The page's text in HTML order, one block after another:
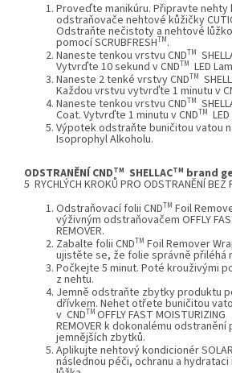
Proveďte manikúru. Připravte nehty
odstraňovače nehtové kůžičky
Odstraňte nečistoty a nehtové
pomocíSCRUBFRESHTM.
Naneste tenkou vrstvu CNDTM
Vytvrďte 10 sekund vCNDTM LED
Naneste 2 tenké vrstvyCNDTM
Každou vrstvu vytvrďte 1 minutu v
Naneste tenkou vrstvu CNDTM
Coat. Vytvrďte 1 minutu vCNDTM
Výpotek odstraňte buničitou vatou
Isoprophyl Alkoholu.
ODSTRANĚNÍ CNDTM SHELLACTM brand
5 RYCHLÝCH KROKŮ PRO ODSTRANĚNÍ BEZ
Odstraňovací folii CNDTM Foil
výživným odstraňovačem OFFLY
REMOVER.
Zabalte folii CNDTM Foil Remover
ujistěte se, že folie správně přiléhá
Počkejte 5 minut. Poté krouživými
z nehtu.
Jemně odstraňte zbytky produktu
dřívkem. Nehet otřete buničitou
v CNDTM OFFLY FAST MOISTURIZING
REMOVER k dokonalému odstranění
jemnějších zbytků.
Aplikujte nehtový kondicionér
následnou péči, ochranu a